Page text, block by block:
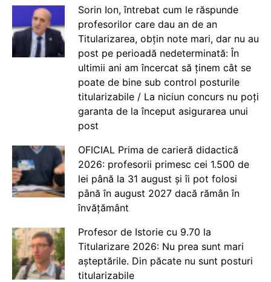
Sorin Ion, întrebat cum le răspunde
profesorilor care dau an de an
Titularizarea, obțin note mari, dar nu au
post pe perioadă nedeterminată: În
ultimii ani am încercat să ținem cât se
poate de bine sub control posturile
titularizabile / La niciun concurs nu poți
garanta de la început asigurarea unui
post
OFICIAL Prima de carieră didactică
2026: profesorii primesc cei 1.500 de
lei până la 31 august și îi pot folosi
până în august 2027 dacă rămân în
învățământ
Profesor de Istorie cu 9.70 la
Titularizare 2026: Nu prea sunt mari
așteptările. Din păcate nu sunt posturi
titularizabile